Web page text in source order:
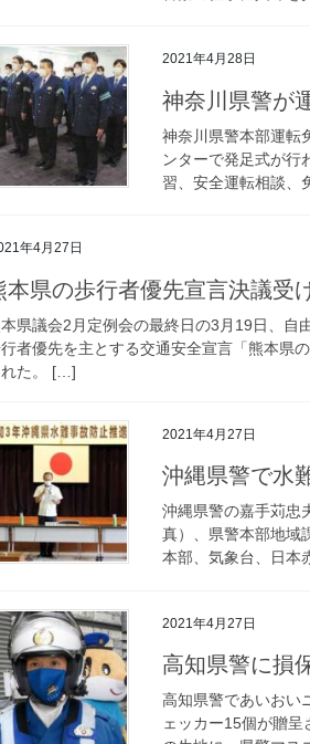
2021年4月28日
神奈川県警
神奈川県警本部運転
ンターで発足式が行
習、安全運転相談、
年4月27日
熊本県の歩行者優先宣言決議
県議会2月定例会の最終日の3月19日、自
者優先を主とする交通安全宣言「熊本県
れた。 […]
2021年4月27日
沖縄県警で
沖縄県警の嘉手苅忠
真）、県警本部地域
本部、気象台、日本
2021年4月27日
高知県警に
高知県警であいおい
ェッカー15個が贈